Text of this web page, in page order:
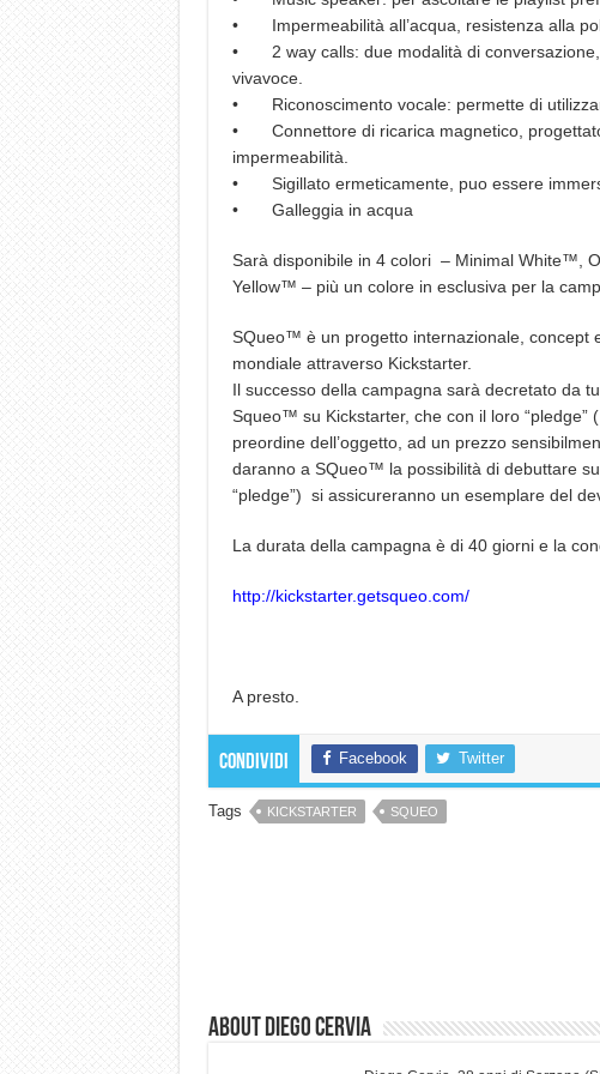
• Impermeabilità all’acqua, resistenza alla
• 2 way calls: due modalità di conversazione,
vivavoce.
• Riconoscimento vocale: permette di
• Connettore di ricarica magnetico,
impermeabilità.
• Sigillato ermeticamente, puo essere
• Galleggia in acqua
Sarà disponibile in 4 colori – Minimal White™,
Yellow™ – più un colore in esclusiva per la
SQueo™ è un progetto internazionale, concept
mondiale attraverso Kickstarter.
Il successo della campagna sarà decretato da
Squeo™ su Kickstarter, che con il loro “pledge”
preordine dell’oggetto, ad un prezzo
daranno a SQueo™ la possibilità di debuttare
“pledge”) si assicureranno un esemplare del
La durata della campagna è di 40 giorni e la
http://kickstarter.getsqueo.com/
A presto.
Condividi Facebook Twitter
Tags KICKSTARTER SQUEO
About Diego Cervia